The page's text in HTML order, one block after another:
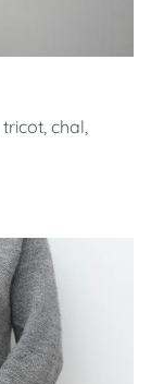
tricot, chal,